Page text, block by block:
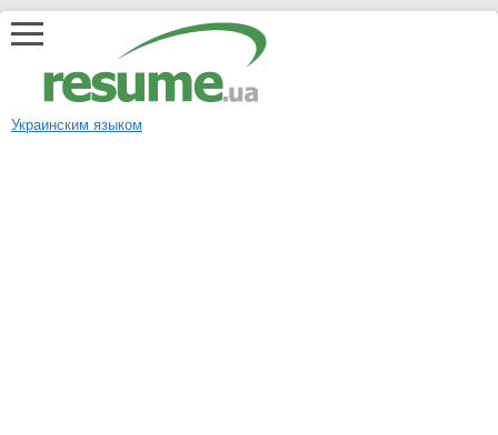
Украинским языком